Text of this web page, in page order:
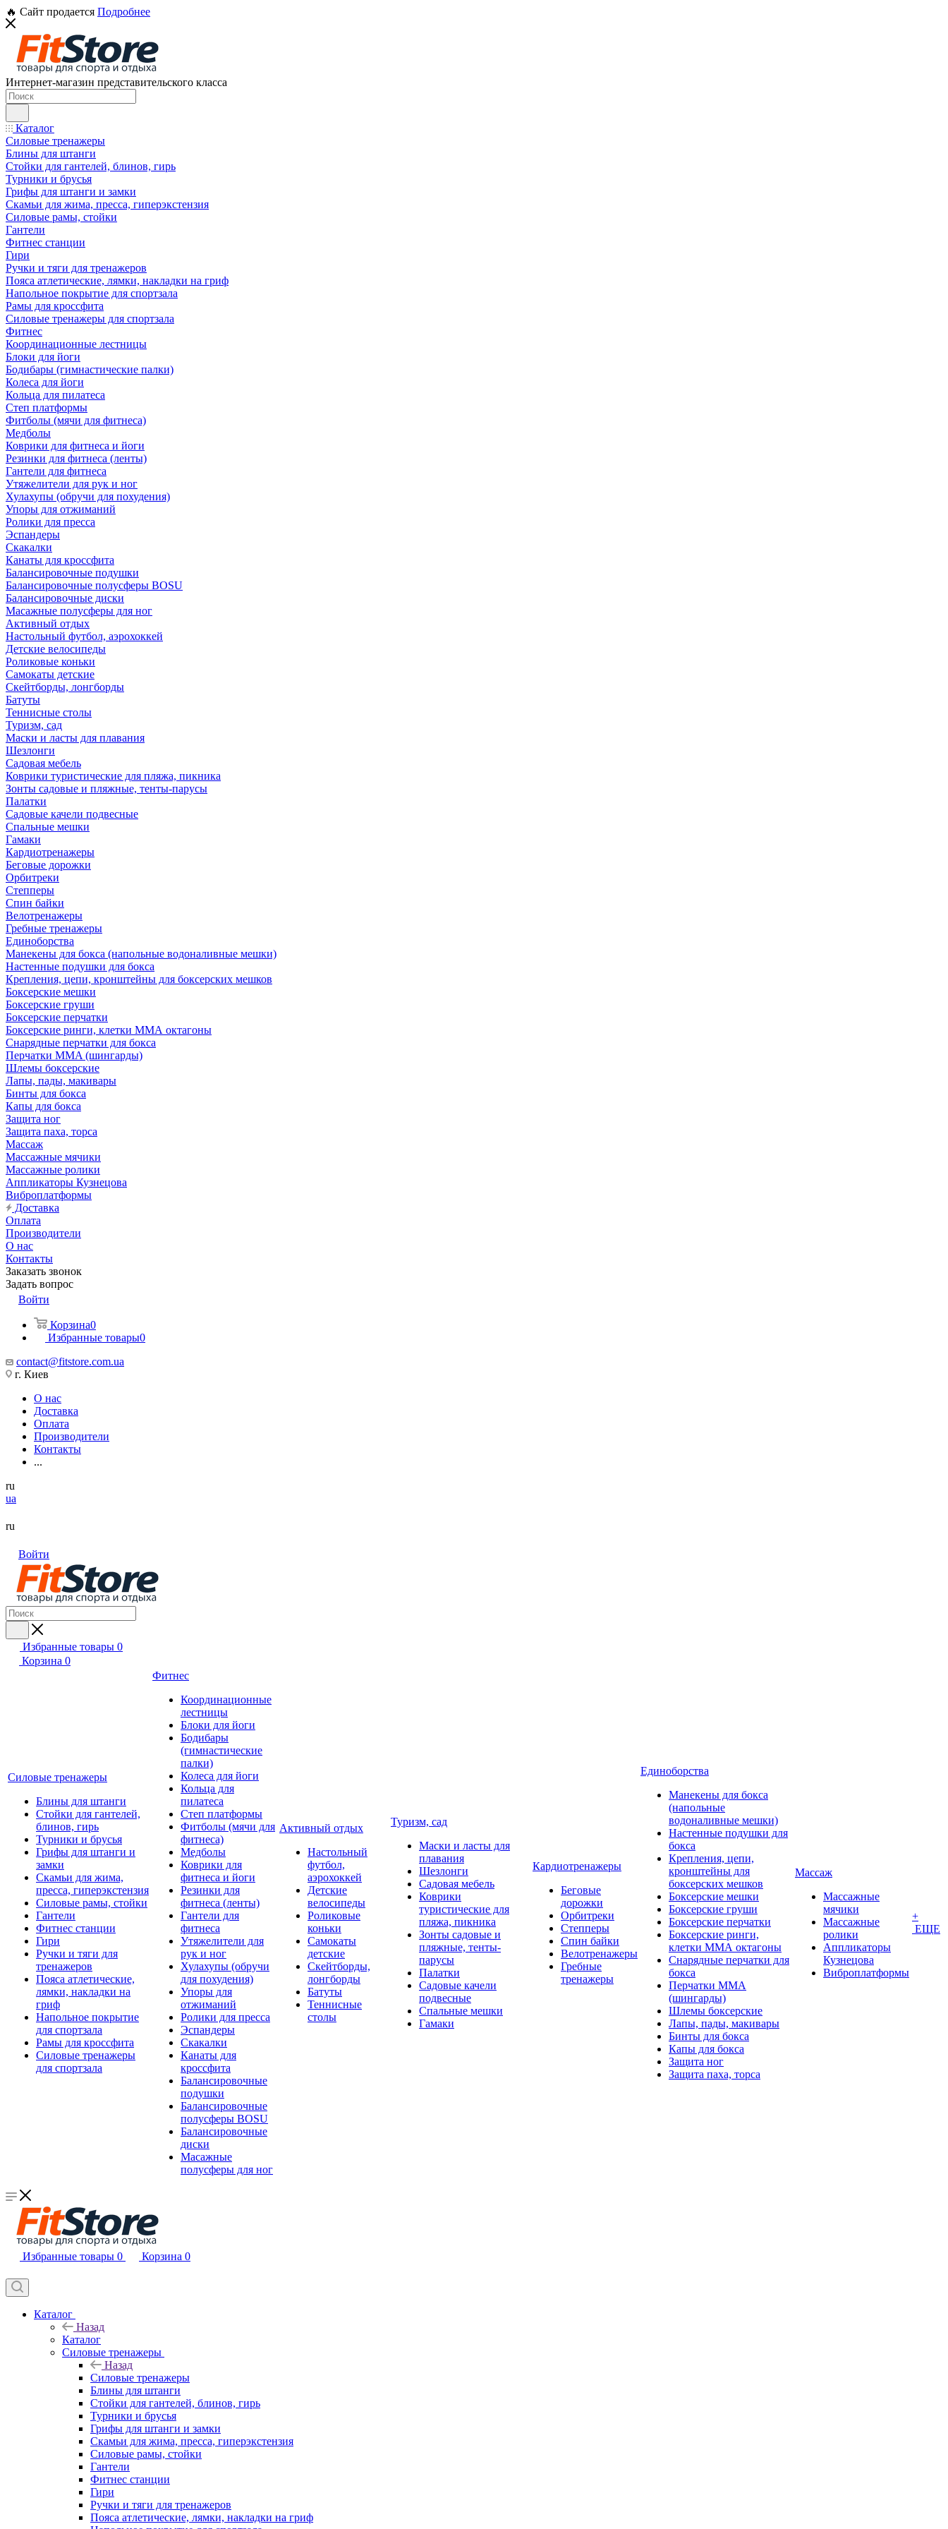
🔥 Сайт продается Подробнее
Интернет-магазин представительского класса
Каталог
Силовые тренажеры
Блины для штанги
Стойки для гантелей, блинов, гирь
Турники и брусья
Грифы для штанги и замки
Скамьи для жима, пресса, гиперэкстензия
Силовые рамы, стойки
Гантели
Фитнес станции
Гири
Ручки и тяги для тренажеров
Пояса атлетические, лямки, накладки на гриф
Напольное покрытие для спортзала
Рамы для кроссфита
Силовые тренажеры для спортзала
Фитнес
Координационные лестницы
Блоки для йоги
Бодибары (гимнастические палки)
Колеса для йоги
Кольца для пилатеса
Степ платформы
Фитболы (мячи для фитнеса)
Медболы
Коврики для фитнеса и йоги
Резинки для фитнеса (ленты)
Гантели для фитнеса
Утяжелители для рук и ног
Хулахупы (обручи для похудения)
Упоры для отжиманий
Ролики для пресса
Эспандеры
Скакалки
Канаты для кроссфита
Балансировочные подушки
Балансировочные полусферы BOSU
Балансировочные диски
Масажные полусферы для ног
Активный отдых
Настольный футбол, аэрохоккей
Детские велосипеды
Роликовые коньки
Самокаты детские
Скейтборды, лонгборды
Батуты
Теннисные столы
Туризм, сад
Маски и ласты для плавания
Шезлонги
Садовая мебель
Коврики туристические для пляжа, пикника
Зонты садовые и пляжные, тенты-парусы
Палатки
Садовые качели подвесные
Спальные мешки
Гамаки
Кардиотренажеры
Беговые дорожки
Орбитреки
Степперы
Спин байки
Велотренажеры
Гребные тренажеры
Единоборства
Манекены для бокса (напольные водоналивные мешки)
Настенные подушки для бокса
Крепления, цепи, кронштейны для боксерских мешков
Боксерские мешки
Боксерские груши
Боксерские перчатки
Боксерские ринги, клетки ММА октагоны
Снарядные перчатки для бокса
Перчатки MMA (шингарды)
Шлемы боксерские
Лапы, пады, макивары
Бинты для бокса
Капы для бокса
Защита ног
Защита паха, торса
Массаж
Массажные мячики
Массажные ролики
Аппликаторы Кузнецова
Виброплатформы
Доставка
Оплата
Производители
О нас
Контакты
Заказать звонок
Задать вопрос
Войти
Корзина0
Избранные товары0
contact@fitstore.com.ua
г. Киев
О нас
Доставка
Оплата
Производители
Контакты
...
ru
ua
ru
Войти
Избранные товары 0
Корзина 0
Силовые тренажеры
Блины для штанги
Стойки для гантелей,
блинов, гирь
Турники и брусья
Грифы для штанги и
замки
Скамьи для жима,
пресса, гиперэкстензия
Силовые рамы, стойки
Гантели
Фитнес станции
Гири
Ручки и тяги для
тренажеров
Пояса атлетические,
лямки, накладки на
гриф
Напольное покрытие
для спортзала
Рамы для кроссфита
Силовые тренажеры
для спортзала
Фитнес
Координационные
лестницы
Блоки для йоги
Бодибары
(гимнастические
палки)
Колеса для йоги
Кольца для
пилатеса
Степ платформы
Фитболы (мячи для
фитнеса)
Медболы
Коврики для
фитнеса и йоги
Резинки для
фитнеса (ленты)
Гантели для
фитнеса
Утяжелители для
рук и ног
Хулахупы (обручи
для похудения)
Упоры для
отжиманий
Ролики для пресса
Эспандеры
Скакалки
Канаты для
кроссфита
Балансировочные
подушки
Балансировочные
полусферы BOSU
Балансировочные
диски
Масажные
полусферы для ног
Активный отдых
Настольный
футбол,
аэрохоккей
Детские
велосипеды
Роликовые
коньки
Самокаты
детские
Скейтборды,
лонгборды
Батуты
Теннисные
столы
Туризм, сад
Маски и ласты для
плавания
Шезлонги
Садовая мебель
Коврики
туристические для
пляжа, пикника
Зонты садовые и
пляжные, тенты-
парусы
Палатки
Садовые качели
подвесные
Спальные мешки
Гамаки
Кардиотренажеры
Беговые
дорожки
Орбитреки
Степперы
Спин байки
Велотренажеры
Гребные
тренажеры
Единоборства
Манекены для бокса
(напольные
водоналивные мешки)
Настенные подушки для
бокса
Крепления, цепи,
кронштейны для
боксерских мешков
Боксерские мешки
Боксерские груши
Боксерские перчатки
Боксерские ринги,
клетки ММА октагоны
Снарядные перчатки для
бокса
Перчатки MMA
(шингарды)
Шлемы боксерские
Лапы, пады, макивары
Бинты для бокса
Капы для бокса
Защита ног
Защита паха, торса
Массаж
Массажные
мячики
Массажные
ролики
Аппликаторы
Кузнецова
Виброплатформы
+
ЕЩЕ
Избранные товары 0 Корзина 0
Каталог
Назад
Каталог
Силовые тренажеры
Назад
Силовые тренажеры
Блины для штанги
Стойки для гантелей, блинов, гирь
Турники и брусья
Грифы для штанги и замки
Скамьи для жима, пресса, гиперэкстензия
Силовые рамы, стойки
Гантели
Фитнес станции
Гири
Ручки и тяги для тренажеров
Пояса атлетические, лямки, накладки на гриф